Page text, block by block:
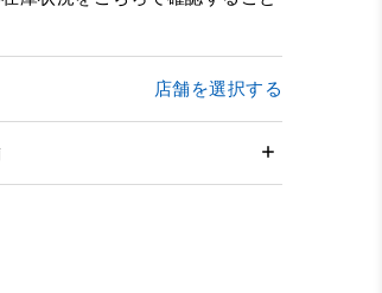
店舗を選択する